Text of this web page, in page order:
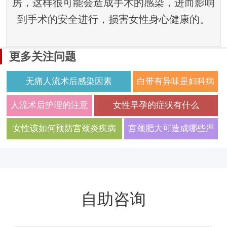
房，这样很可能会造成手术的感染，进而影响
到手术的安全进行，损害女性身心健康的。
更多关注问题
无痛人流术后感染因素 白带有异味是妇科病
导致的么
人流术后护理的注意
事项有哪些
女性早孕的症状有什么
女性该如何预防宫颈炎疾病 宫颈肥大可造成哪些严
自助咨询